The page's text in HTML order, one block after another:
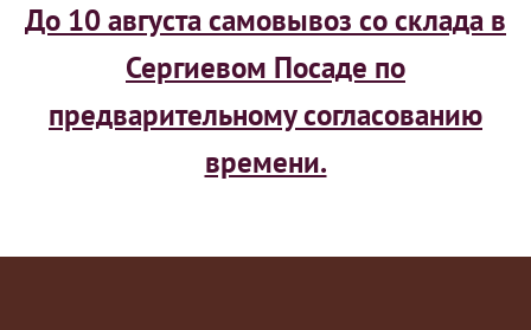
До 10 августа самовывоз со склада в
Сергиевом Посаде по
предварительному согласованию
времени.